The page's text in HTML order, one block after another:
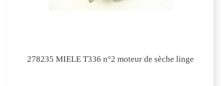
278235 MIELE T336 n°2 moteur de sèche linge